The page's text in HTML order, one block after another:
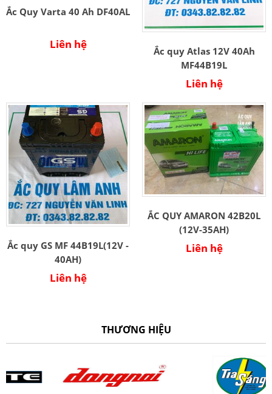
Ắc Quy Varta 40 Ah DF40AL
Liên hệ
Ắc quy Atlas 12V 40Ah
MF44B19L
Liên hệ
Ắc quy GS MF 44B19L(12V -
40AH)
Liên hệ
ẮC QUY AMARON 42B20L
(12V-35AH)
Liên hệ
THƯƠNG HIỆU